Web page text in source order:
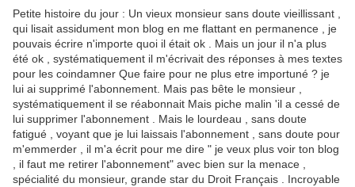
Petite histoire du jour : Un vieux monsieur sans doute vieillissant ,
qui lisait assidument mon blog en me flattant en permanence , je
pouvais écrire n'importe quoi il était ok . Mais un jour il n'a plus
été ok , systématiquement il m'écrivait des réponses à mes textes
pour les coindamner Que faire pour ne plus etre importuné ? je
lui ai supprimé l'abonnement. Mais pas bête le monsieur ,
systématiquement il se réabonnait Mais piche malin 'il a cessé de
lui supprimer l'abonnement . Mais le lourdeau , sans doute
fatigué , voyant que je lui laissais l'abonnement , sans doute pour
m'emmerder , il m'a écrit pour me dire " je veux plus voir ton blog
, il faut me retirer l'abonnement" avec bien sur la menace ,
spécialité du monsieur, grande star du Droit Français . Incroyable